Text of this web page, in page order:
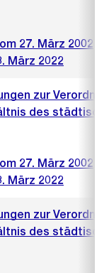
27. März 2002
März 2022
zur
des
27. März 2002
März 2022
zur
des